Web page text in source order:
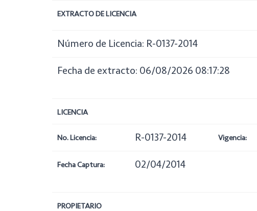
EXTRACTO DE LICENCIA
Número de Licencia: R-0137-2014
Fecha de extracto: 06/08/2026 08:17:28
LICENCIA
No. Licencia: R-0137-2014 Vigencia:
Fecha Captura: 02/04/2014
PROPIETARIO